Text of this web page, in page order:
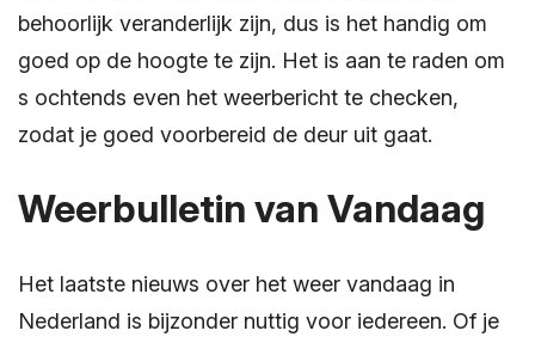
behoorlijk veranderlijk zijn, dus is het handig om
goed op de hoogte te zijn. Het is aan te raden om
s ochtends even het weerbericht te checken,
zodat je goed voorbereid de deur uit gaat.
Weerbulletin van Vandaag
Het laatste nieuws over het weer vandaag in
Nederland is bijzonder nuttig voor iedereen. Of je